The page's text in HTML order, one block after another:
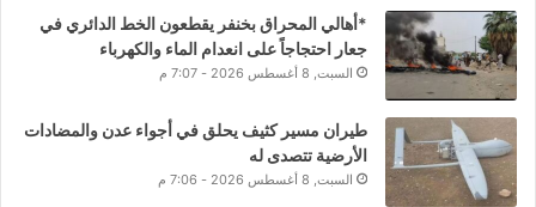
*أهالي المحراق بخنفر يقطعون الخط الدائري في
جعار احتجاجاً على انعدام الماء والكهرباء
السبت, 8 أغسطس 2026 - 7:07 م
طيران مسير كثيف يحلق في أجواء عدن والمضادات
الأرضية تتصدى له
السبت, 8 أغسطس 2026 - 7:06 م